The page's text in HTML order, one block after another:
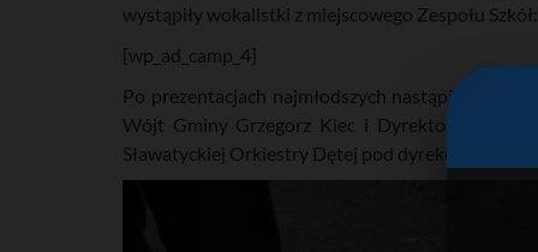
wystąpiły wokalistki z miejscowego Zespołu
[wp_ad_camp_4]
Po prezentacjach najmłodszych nastąpiło
Wójt Gminy Grzegorz Kiec i Dyrektor GBP
Sławatyckiej Orkiestry Dętej pod dyrekcją Piotra